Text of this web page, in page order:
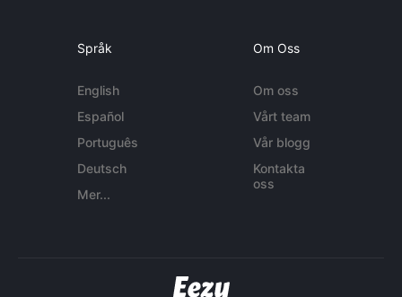
Språk
English
Español
Português
Deutsch
Mer...
Om Oss
Om oss
Vårt team
Vår blogg
Kontakta
oss